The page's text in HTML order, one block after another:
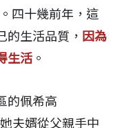
四十幾前年，這
的生活品質， 因為
生活 。
的佩希高
夫婿從父親手中